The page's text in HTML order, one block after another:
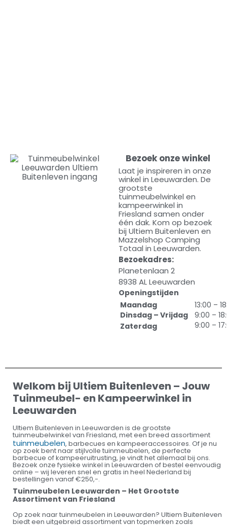
Bezoek onze winkel
Laat je inspireren in onze
winkel in Leeuwarden. De
grootste
tuinmeubelwinkel en
kampeerwinkel in
Friesland samen onder
één dak. Kom op bezoek
bij Ultiem Buitenleven en
Mazzelshop Camping
Totaal in Leeuwarden.
Bezoekadres:
Planetenlaan 2
8938 AL Leeuwarden
Openingstijden
Maandag
13:00 –
Dinsdag – Vrijdag
9:00 –
Zaterdag
9:00 –
Welkom bij Ultiem Buitenleven – Jouw
Tuinmeubel- en Kampeerwinkel in
Leeuwarden
Ultiem Buitenleven in Leeuwarden is de grootste
tuinmeubelwinkel van Friesland, met een breed assortiment
tuinmeubelen, barbecues en kampeeraccessoires. Of je nu
op zoek bent naar stijlvolle tuinmeubelen, de perfecte
barbecue of kampeeruitrusting, je vindt het allemaal bij ons.
Bezoek onze fysieke winkel in Leeuwarden of bestel eenvoudig
online – wij leveren snel en gratis in heel Nederland bij
bestellingen vanaf €250,-.
Tuinmeubelen Leeuwarden – Het Grootste
Assortiment van Friesland
Op zoek naar tuinmeubelen in Leeuwarden? Ultiem Buitenleven
biedt een uitgebreid assortiment van topmerken zoals